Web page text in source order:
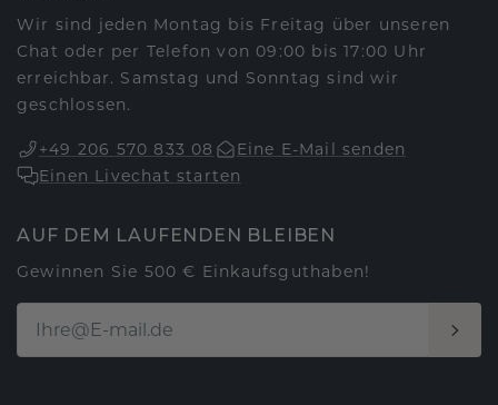
Wir sind jeden Montag bis Freitag über unseren
Chat oder per Telefon von 09:00 bis 17:00 Uhr
erreichbar. Samstag und Sonntag sind wir
geschlossen.
+49 206 570 833 08
Eine E-Mail senden
Einen Livechat starten
AUF DEM LAUFENDEN BLEIBEN
Gewinnen Sie 500 € Einkaufsguthaben!